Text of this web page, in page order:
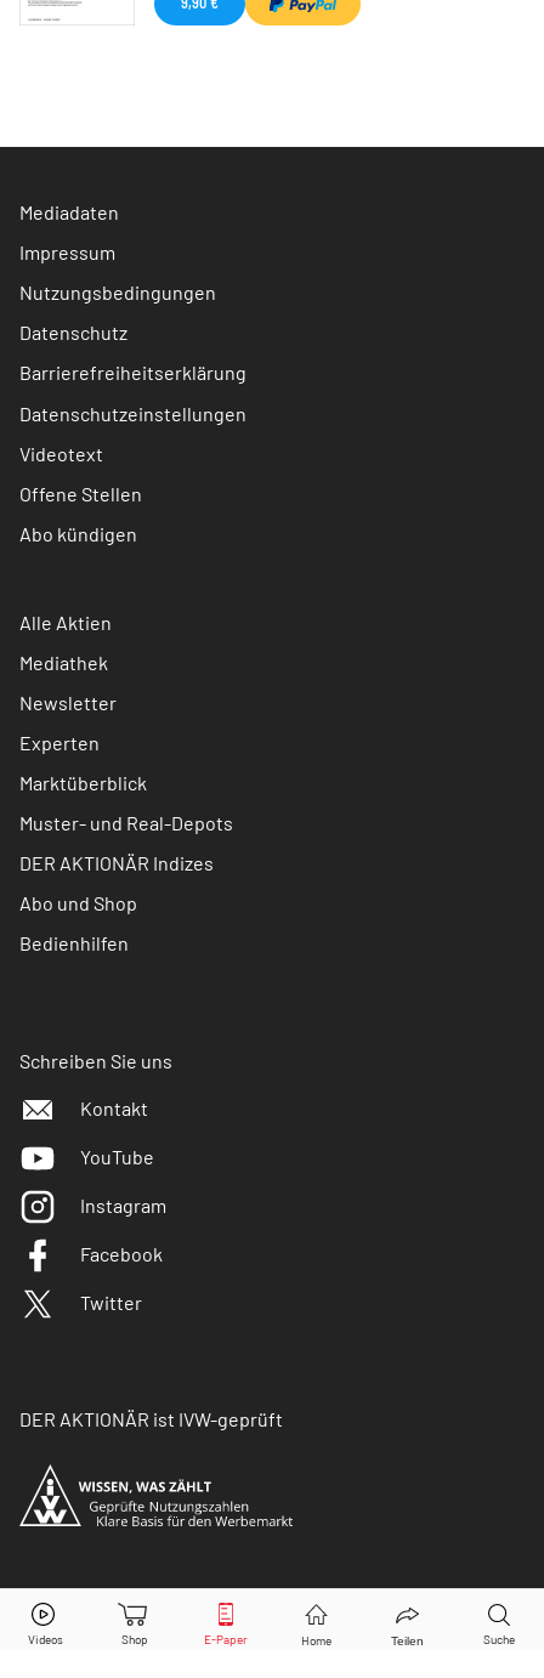
Mediadaten
Impressum
Nutzungsbedingungen
Datenschutz
Barrierefreiheitserklärung
Datenschutzeinstellungen
Videotext
Offene Stellen
Abo kündigen
Alle Aktien
Mediathek
Newsletter
Experten
Marktüberblick
Muster- und Real-Depots
DER AKTIONÄR Indizes
Abo und Shop
Bedienhilfen
Schreiben Sie uns
Kontakt
YouTube
Instagram
Facebook
Twitter
DER AKTIONÄR ist IVW-geprüft
© Copyright 2026 Börsenmedien AG. Alle Rechte